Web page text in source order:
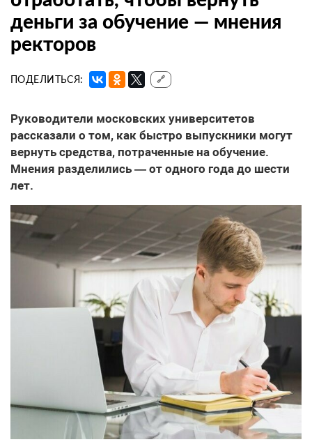
деньги за обучение — мнения
ректоров
ПОДЕЛИТЬСЯ: 🔗
Руководители московских университетов
рассказали о том, как быстро выпускники могут
вернуть средства, потраченные на обучение.
Мнения разделились — от одного года до шести
лет.